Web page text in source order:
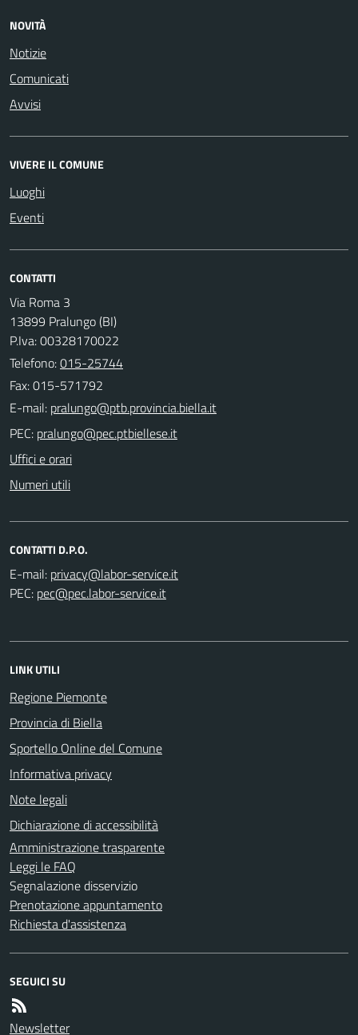
NOVITÀ
Notizie
Comunicati
Avvisi
VIVERE IL COMUNE
Luoghi
Eventi
CONTATTI
Via Roma 3
13899 Pralungo (BI)
P.Iva: 00328170022
Telefono:015-25744
Fax: 015-571792
E-mail:
PEC:
Uffici e orari
Numeri utili
CONTATTI D.P.O.
E-mail:
PEC:
LINK UTILI
Regione Piemonte
Provincia di Biella
Sportello Online del Comune
Informativa privacy
Note legali
Dichiarazione di accessibilità
Amministrazione trasparente
Leggi le FAQ
Segnalazione disservizio
Prenotazione appuntamento
Richiesta d'assistenza
SEGUICI SU
Newsletter